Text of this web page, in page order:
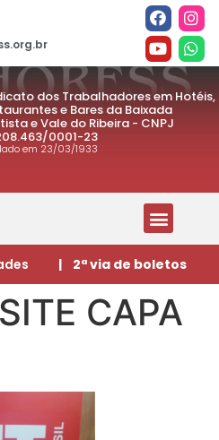
dos Trabalhadores em Hotéis,
e Bares da Baixada
e Vale do Ribeira - CNPJ
0001-23
em 23/03/1933
| 2ª via de boletos
CAPA